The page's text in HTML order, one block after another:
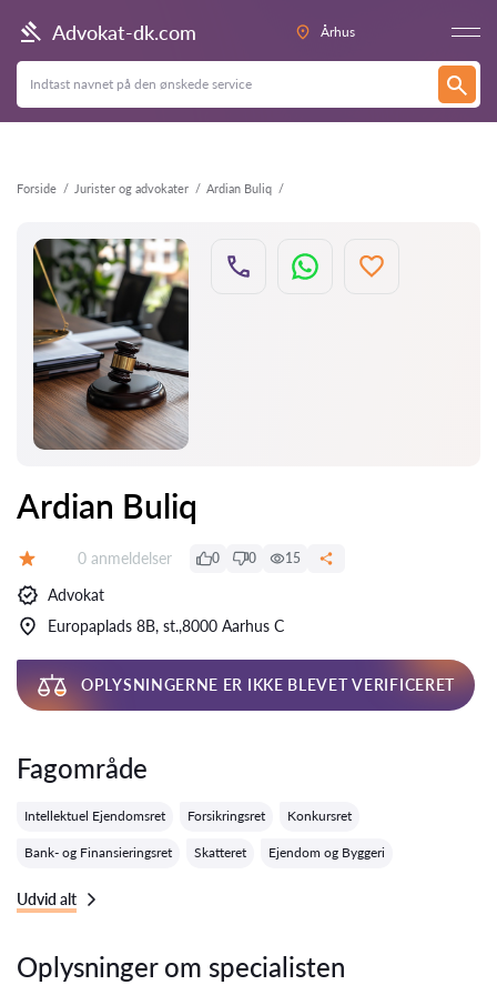
Advokat-dk.com Århus
Forside Jurister og advokater Ardian Buliq
Tilbage
Ardian Buliq
Anmeldelser:
0 anmeldelser 0 0 15
Advokat
Europaplads 8B, st.,8000 Aarhus C
OPLYSNINGERNE ER IKKE BLEVET VERIFICERET
Fagområde
Intellektuel Ejendomsret Forsikringsret Konkursret
Bank- og Finansieringsret Skatteret Ejendom og Byggeri
Udvid alt
Oplysninger om specialisten